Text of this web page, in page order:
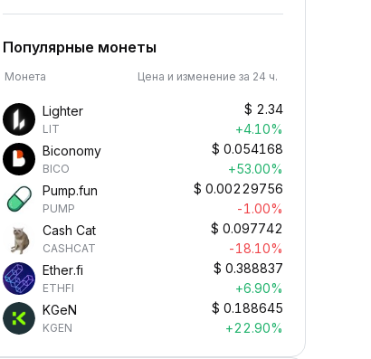
Популярные монеты
Монета Цена и изменение за 24 ч.
Lighter
LIT
$ 2.34
+4.10%
Biconomy
BICO
$ 0.054168
+53.00%
Pump.fun
PUMP
$ 0.00229756
-1.00%
Cash Cat
CASHCAT
$ 0.097742
-18.10%
Ether.fi
ETHFI
$ 0.388837
+6.90%
KGeN
KGEN
$ 0.188645
+22.90%